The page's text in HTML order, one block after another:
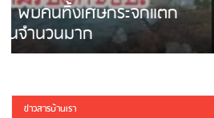
ชาวผาลั้ง โวย ไร้หน่วยงาน
จัดการกันเอง
ข่าวสารบ้านเรา